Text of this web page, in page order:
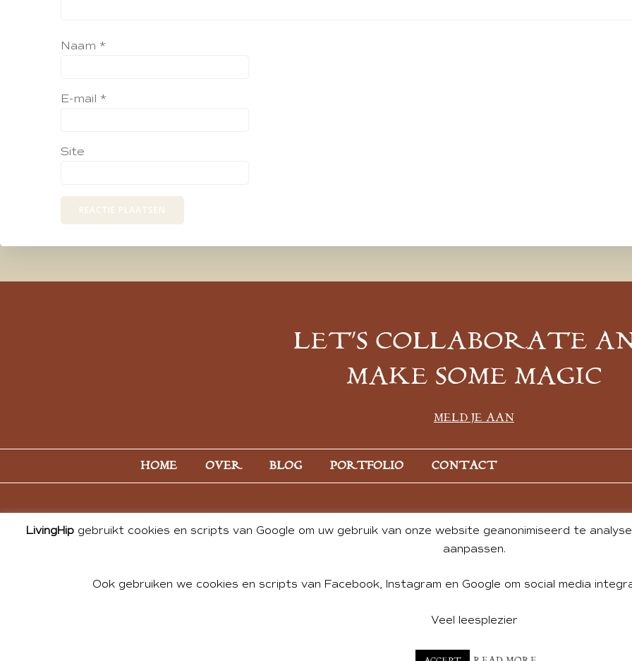
Naam *
E-mail *
Site
LET’S COLLABORATE
MAKE SOME MAGIC
MELD JE AAN
HOME OVER BLOG PORTFOLIO CONTACT
© 2026 ALL PHOTOS & CONTENT BY ANDREA DE GROOT. WEBSITE DESIGN BY
LivingHip gebruikt cookies en scripts van Google om uw gebruik van onze website geanonimiseerd te
aanpassen.
Ook gebruiken we cookies en scripts van Facebook, Instagram en Google om social media
Veel leesplezier